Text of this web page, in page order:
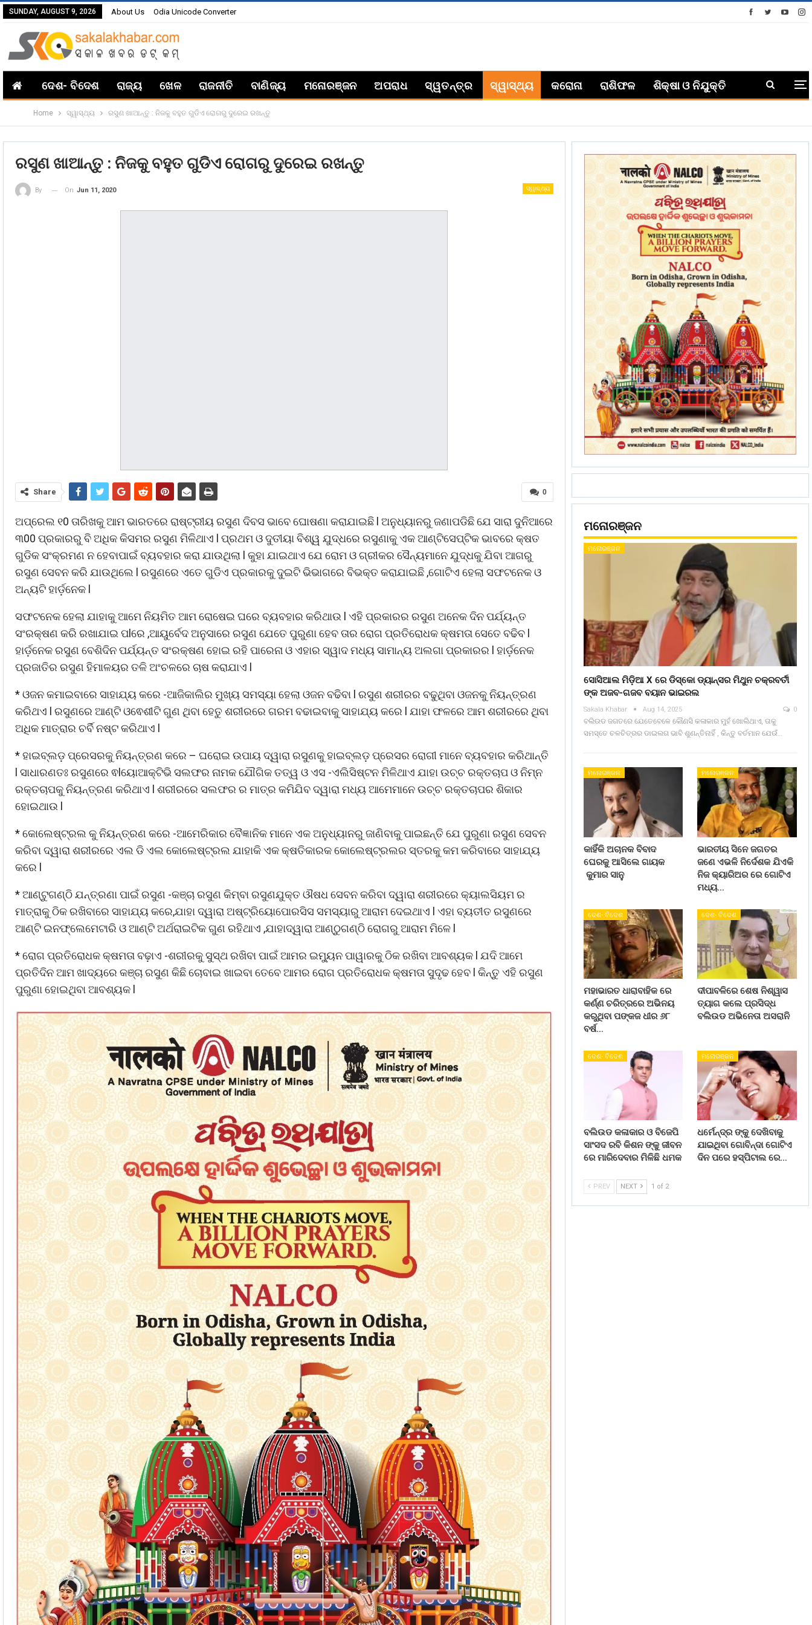
SUNDAY, AUGUST 9, 2026 About Us Odia Unicode Converter
ଦେଶ- ବିଦେଶ ରାଜ୍ୟ ଖେଳ ରାଜନୀତି ବାଣିଜ୍ୟ ମନୋରଞ୍ଜନ ଅପରାଧ ସ୍ୱତନ୍ତ୍ର ସ୍ୱାସ୍ଥ୍ୟ କରୋନା ରାଶିଫଳ ଶିକ୍ଷା ଓ ନିଯୁକ୍ତି
Home ସ୍ୱାସ୍ଥ୍ୟ ରସୁଣ ଖାଆନ୍ତୁ : ନିଜକୁ ବହୁତ ଗୁଡିଏ ରୋଗରୁ ଦୁରେଇ ରଖନ୍ତୁ
ରସୁଣ ଖାଆନ୍ତୁ : ନିଜକୁ ବହୁତ ଗୁଡିଏ ରୋଗରୁ ଦୁରେଇ ରଖନ୍ତୁ
ସ୍ୱାସ୍ଥ୍ୟ
By On Jun 11, 2020
0
Share
ଅପ୍ରେଲ ୧0 ତାରିଖକୁ ଆମ ଭାରତରେ ରାଷ୍ଟ୍ରୀୟ ରସୁଣ ଦିବସ ଭାବେ ଘୋଷଣା କରାଯାଇଛି l ଅନୁଧ୍ୟାନରୁ ଜଣାପଡିଛି ଯେ ସାରା ଦୁନିଆରେ
୩00 ପ୍ରକାରରୁ ବି ଅଧିକ କିସମର ରସୁଣ ମିଳିଥାଏ l ପ୍ରଥମ ଓ ଦୁତୀୟା ବିଶ୍ୱ ଯୁଦ୍ଧରେ ରସୁଣାକୁ ଏକ ଆଣ୍ଟିସେପ୍ଟିକ ଭାବରେ କ୍ଷତ
ଗୁଡିକ ସଂକ୍ରମଣ ନ ହେବାପାଇଁ ବ୍ୟବହାର କରା ଯାଉଥିଲା l କୁହା ଯାଇଥାଏ ଯେ ରୋମ ଓ ଗ୍ରୀକର ସୈନ୍ୟମାନେ ଯୁଦ୍ଧକୁ ଯିବା ଆଗରୁ
ରସୁଣ ସେବନ କରି ଯାଉଥିଲେ l ରସୁଣରେ ଏତେ ଗୁଡିଏ ପ୍ରକାରକୁ ଦୁଇଟି ଭିଭାଗରେ ବିଭକ୍ତ କରାଯାଇଛି ,ଗୋଟିଏ ହେଲା ସଫଟନେକ ଓ
ଅନ୍ୟଟି ହାର୍ଡ଼ନେକ l
ସଫଟନେକ ହେଲା ଯାହାକୁ ଆମେ ନିୟମିତ ଆମ ରୋଷେଇ ଘରେ ବ୍ୟବହାର କରିଥାଉ l ଏହି ପ୍ରକାରର ରସୁଣ ଅନେକ ଦିନ ପର୍ଯ୍ୟନ୍ତ
ସଂରକ୍ଷଣ କରି ରଖାଯାଇ ପlରେ ,ଆୟୁର୍ବେଦ ଅନୁସାରେ ରସୁଣ ଯେତେ ପୁରୁଣା ହେବ ତାର ରୋଗ ପ୍ରତିରୋଧକ କ୍ଷମତା ସେତେ ବଢିବ l
ହାର୍ଡ଼ନେକ ରସୁଣ ବେଶିଦିନ ପର୍ଯ୍ୟନ୍ତ ସଂରକ୍ଷଣ ହୋଇ ରହି ପାରେନା ଓ ଏହାର ସ୍ୱାଦ ମଧ୍ୟ ସାମାନ୍ୟ ଅଲଗା ପ୍ରକାରର l ହାର୍ଡ଼ନେକ
ପ୍ରଜାତିର ରସୁଣ ହିମାଳୟର ତଳି ଅଂଚଳରେ ଚାଷ କରାଯାଏ l
* ଓଜନ କମାଇବାରେ ସାହାଯ୍ୟ କରେ -ଆଜିକାଲିର ମୁଖ୍ୟ ସମସ୍ୟା ହେଲା ଓଜନ ବଢିବା l ରସୁଣ ଶରୀରର ବଢୁଥିବା ଓଜନକୁ ନିୟନ୍ତ୍ରଣ
କରିଥଏ l ରସୁଣରେ ଆଣ୍ଟି ଓଵେଶୀଟି ଗୁଣ ଥିବା ହେତୁ ଶରୀରରେ ଗରମ ବଢାଇବାକୁ ସାହାଯ୍ୟ କରେ l ଯାହା ଫଳରେ ଆମ ଶରୀରରେ ଥିବା
ଅଧିକ ମାତ୍ରାର ଚର୍ବି ନଷ୍ଟ କରିଥାଏ l
* ହାଇବ୍ଲଡ଼ ପ୍ରେସରକୁ ନିୟନ୍ତ୍ରଣ କରେ – ଘରୋଇ ଉପାୟ ଦ୍ୱାରା ରସୁଣକୁ ହାଇବ୍ଲଡ଼ ପ୍ରେସର ରୋଗୀ ମାନେ ବ୍ୟବହାର କରିଥାନ୍ତି
l ସାଧାରଣତଃ ରସୁଣରେ ଵlୟୋଆକ୍ଟିଭି ସଲଫର ନାମକ ଯୌଗିକ ତତ୍ୱ ଓ ଏସ -ଏଲିସିଷ୍ଟନ ମିଳିଥାଏ ଯାହା ଉଚ୍ଚ ରକ୍ତଚାପ ଓ ନିମ୍ନ
ରକ୍ତଚାପକୁ ନିୟନ୍ତ୍ରଣ କରିଥାଏ l ଶରୀରରେ ସଲଫର ର ମାତ୍ର କମିଯିବ ଦ୍ୱାରା ମଧ୍ୟ ଆମେମାନେ ଉଚ୍ଚ ରକ୍ତଚାପର ଶିକାର
ହୋଇଥାଉ l
* କୋଲେଷ୍ଟ୍ରଲ କୁ ନିୟନ୍ତ୍ରଣ କରେ -ଆମେରିକାର ବୈଜ୍ଞାନିକ ମାନେ ଏକ ଅନୁଧ୍ୟାନରୁ ଜାଣିବାକୁ ପାଇଛନ୍ତି ଯେ ପୁରୁଣା ରସୁଣ ସେବନ
କରିବା ଦ୍ୱାରା ଶରୀରରେ ଏଲ ଡି ଏଲ କୋଲେଷ୍ଟ୍ରଲ ଯାହାକି ଏକ କ୍ଷତିକାରକ କୋଲେଷ୍ଟ୍ରଲର ସ୍ତରକୁ କମ କରିବାରେ ସାହାଯ୍ୟ
କରେ l
* ଆଣ୍ଟୁଗଣ୍ଠି ଯନ୍ତ୍ରଣା ପାଇଁ ରସୁଣ -କଞ୍ଚା ରସୁଣ କିମ୍ବା ରସୁଣଯୁକ୍ତ ଔଷଧ ସେବନ କରିବା ଦ୍ୱାରା ଶରୀରରେ କ୍ୟାଲସିୟମ ର
ମାତ୍ରାକୁ ଠିକ ରଖିବାରେ ସାହାଯ୍ୟ କରେ,ଯାହା ଦ୍ୱାରା ଅଷ୍ଟ୍ରିୟୋପୋରସିସ ସମସ୍ୟାରୁ ଆରାମ ଦେଇଥାଏ l ଏହା ବ୍ୟତୀତ ରସୁଣରେ
ଆଣ୍ଟି ଇନଫ୍ଲେମେଟାରି ଓ ଆଣ୍ଟି ଅର୍ଥରାଇଟିକ ଗୁଣ ରହିଥାଏ ,ଯାହାଦ୍ୱାରା ଆଣ୍ଠୁଗଣ୍ଠି ରୋଗରୁ ଆରାମ ମିଳେ l
* ରୋଗ ପ୍ରତିରୋଧକ କ୍ଷମତା ବଢ଼ାଏ -ଶରୀରକୁ ସୁସ୍ଥ ରଖିବା ପାଇଁ ଆମର ଇମ୍ୟୁନ ପାୱାରକୁ ଠିକ ରଖିବା ଆବଶ୍ୟକ l ଯଦି ଆମେ
ପ୍ରତିଦିନ ଆମ ଖାଦ୍ୟରେ କଞ୍ଚା ରସୁଣ କିଛି ଚୋବାଇ ଖାଇବା ତେବେ ଆମର ରୋଗ ପ୍ରତିରୋଧକ କ୍ଷମତା ସୁଦୃଢ ହେବ l କିନ୍ତୁ ଏହି ରସୁଣ
ପୁରୁଣା ହୋଇଥିବା ଆବଶ୍ୟକ l
ମନୋରଞ୍ଜନ
ମନୋରଞ୍ଜନ
ସୋସିଆଲ ମିଡ଼ିଆ X ରେ ଡିସ୍କୋ ଡ୍ୟାନ୍ସର ମିଥୁନ ଚକ୍ରବର୍ତୀ
ଙ୍କ ଅଜବ-ଗଜବ ବୟାନ ଭାଇରଲ
Sakala Khabar Aug 14, 2025 0
ବଲିଉଡ ଜଗତରେ ଯେତେବେଳେ କୌଣସି କଳାକାର ମୁହଁ ଖୋଲିଥାଏ, ତାକୁ
ସମସ୍ତେ ଚଳଚିତ୍ରର ଡାଇଲଗ ଭାବି ଶୁଣନ୍ତିନାହିଁ , କିନ୍ତୁ ବର୍ତମାନ ଯେଉଁ…
ମନୋରଞ୍ଜନ
କାହିଁକି ଅଚାନକ ବିବାଦ
ଘେରକୁ ଆସିଲେ ଗାୟକ
କୁମାର ସାନୁ
ମନୋରଞ୍ଜନ
ଭାରତୀୟ ସିନେ ଜଗତର
ଜଣେ ଏଭଳି ନିର୍ଦେଶକ ଯିଏକି
ନିଜ କ୍ୟାରିଅର ରେ ଗୋଟିଏ
ମଧ୍ୟ…
ଦେଶ- ବିଦେଶ
ମହାଭାରତ ଧାରାବାହିକ ରେ
କର୍ଣ୍ଣ ଚରିତ୍ରରେ ଅଭିନୟ
କରୁଥିବା ପଙ୍କଜ ଧୀର ୬୮
ବର୍ଷ…
ଦେଶ- ବିଦେଶ
ଦୀପାବଳିରେ ଶେଷ ନିଶ୍ୱାସ
ତ୍ୟାଗ କଲେ ପ୍ରସିଦ୍ଧ
ବଲିଉଡ ଅଭିନେତା ଅସରାନି
ଦେଶ- ବିଦେଶ
ବଲିଉଡ କଳାକାର ଓ ବିଜେପି
ସାଂସଦ ରବି କିଶନ ଙ୍କୁ ଜୀବନ
ରେ ମାରିଦେବାର ମିଳିଛି ଧମକ
ମନୋରଞ୍ଜନ
ଧର୍ମେନ୍ଦ୍ର ଙ୍କୁ ଦେଖିବାକୁ
ଯାଇଥିବା ଗୋବିନ୍ଦା ଗୋଟିଏ
ଦିନ ପରେ ହସ୍ପିଟାଲ ରେ…
PREV NEXT 1 of 2